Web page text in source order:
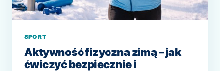
SPORT
Aktywność fizyczna zimą – jak
ćwiczyć bezpiecznie i